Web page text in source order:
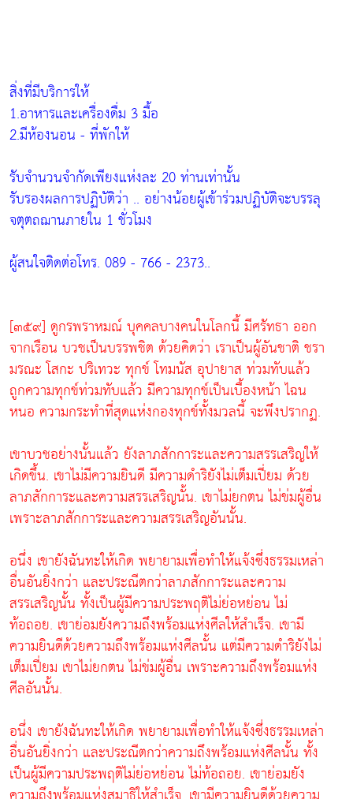
สิ่งที่มีบริการให้
1.อาหารและเครื่องดื่ม 3 มื้อ
2.มีห้องนอน - ที่พักให้
รับจำนวนจำกัดเพียงแห่งละ 20 ท่านเท่านั้น
รับรองผลการปฏิบัติว่า .. อย่างน้อยผู้เข้าร่วมปฏิบัติจะบรรลุ
จตุตถฌานภายใน 1 ชั่วโมง
ผู้สนใจติดต่อโทร. 089 - 766 - 2373..
[๓๕๙] ดูกรพราหมณ์ บุคคลบางคนในโลกนี้ มีศรัทธา ออก
จากเรือน บวชเป็นบรรพชิต ด้วยคิดว่า เราเป็นผู้อันชาติ ชรา
มรณะ โสกะ ปริเทวะ ทุกข์ โทมนัส อุปายาส ท่วมทับแล้ว
ถูกความทุกข์ท่วมทับแล้ว มีความทุกข์เป็นเบื้องหน้า ไฉน
หนอ ความกระทำที่สุดแห่งกองทุกข์ทั้งมวลนี้ จะพึงปรากฏ.
เขาบวชอย่างนั้นแล้ว ยังลาภสักการะและความสรรเสริญให้
เกิดขึ้น. เขาไม่มีความยินดี มีความดำริยังไม่เต็มเปี่ยม ด้วย
ลาภสักการะและความสรรเสริญนั้น. เขาไม่ยกตน ไม่ข่มผู้อื่น
เพราะลาภสักการะและความสรรเสริญอันนั้น.
อนึ่ง เขายังฉันทะให้เกิด พยายามเพื่อทำให้แจ้งซึ่งธรรมเหล่า
อื่นอันยิ่งกว่า และประณีตกว่าลาภสักการะและความ
สรรเสริญนั้น ทั้งเป็นผู้มีความประพฤติไม่ย่อหย่อน ไม่
ท้อถอย. เขาย่อมยังความถึงพร้อมแห่งศีลให้สำเร็จ. เขามี
ความยินดีด้วยความถึงพร้อมแห่งศีลนั้น แต่มีความดำริยังไม่
เต็มเปี่ยม เขาไม่ยกตน ไม่ข่มผู้อื่น เพราะความถึงพร้อมแห่ง
ศีลอันนั้น.
อนึ่ง เขายังฉันทะให้เกิด พยายามเพื่อทำให้แจ้งซึ่งธรรมเหล่า
อื่นอันยิ่งกว่า และประณีตกว่าความถึงพร้อมแห่งศีลนั้น ทั้ง
เป็นผู้มีความประพฤติไม่ย่อหย่อน ไม่ท้อถอย. เขาย่อมยัง